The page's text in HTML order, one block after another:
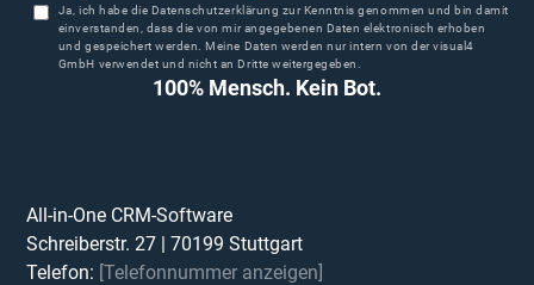
Ja, ich habe die Datenschutzerklärung zur Kenntnis genommen und bin damit
einverstanden, dass die von mir angegebenen Daten elektronisch erhoben
und gespeichert werden. Meine Daten werden nur intern von der visual4
GmbH verwendet und nicht an Dritte weitergegeben.
100% Mensch. Kein Bot.
All-in-One CRM-Software
Schreiberstr. 27 |70199 Stuttgart
Telefon: [Telefonnummer anzeigen]